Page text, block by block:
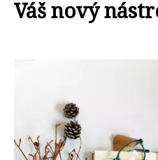
Váš nový